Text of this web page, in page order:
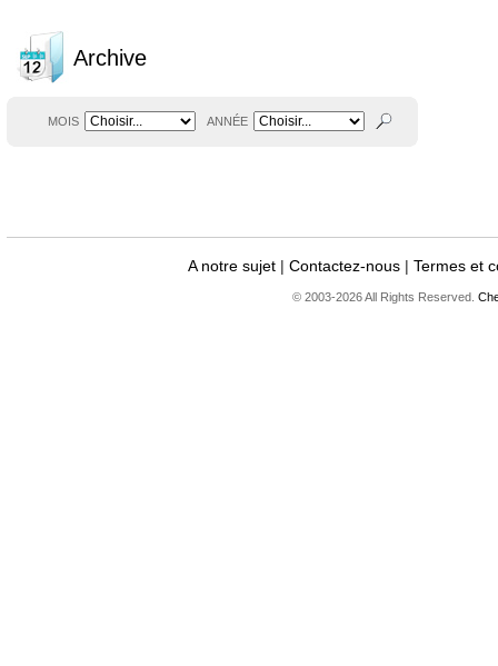
Archive
MOIS ANNÉE
A notre sujet |Contactez-nous |Termes et
© 2003-2026 All Rights Reserved.